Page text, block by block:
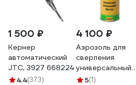
1 500 ₽
Кернер
автоматический
JTC, 3927 668224
4.4(373)
4 100 ₽
Аэрозоль для
сверления
универсальный
Eyltool 400 мл 86
5(1)